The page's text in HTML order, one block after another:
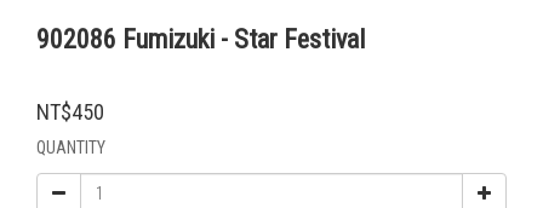
902086 Fumizuki - Star Festival
NT$450
QUANTITY